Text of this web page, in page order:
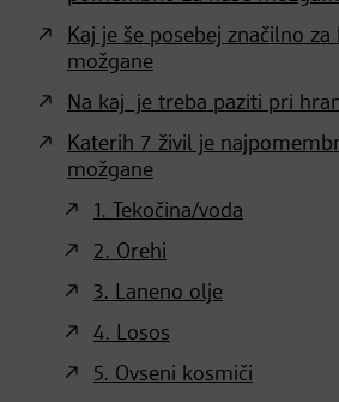
Kaj je še posebej značilno za
možgane
Na kaj je treba paziti pri
Katerih 7 živil je
možgane
1. Tekočina/voda
2. Orehi
3. Laneno olje
4. Losos
5. Ovseni kosmiči